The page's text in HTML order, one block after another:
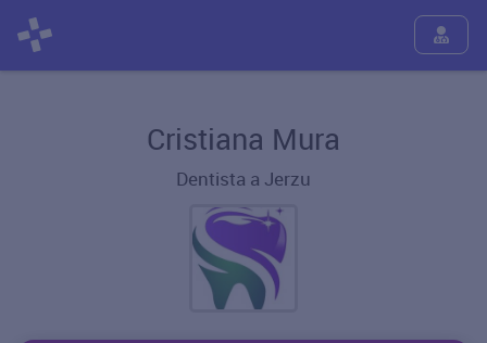
Cristiana Mura
Dentista a Jerzu